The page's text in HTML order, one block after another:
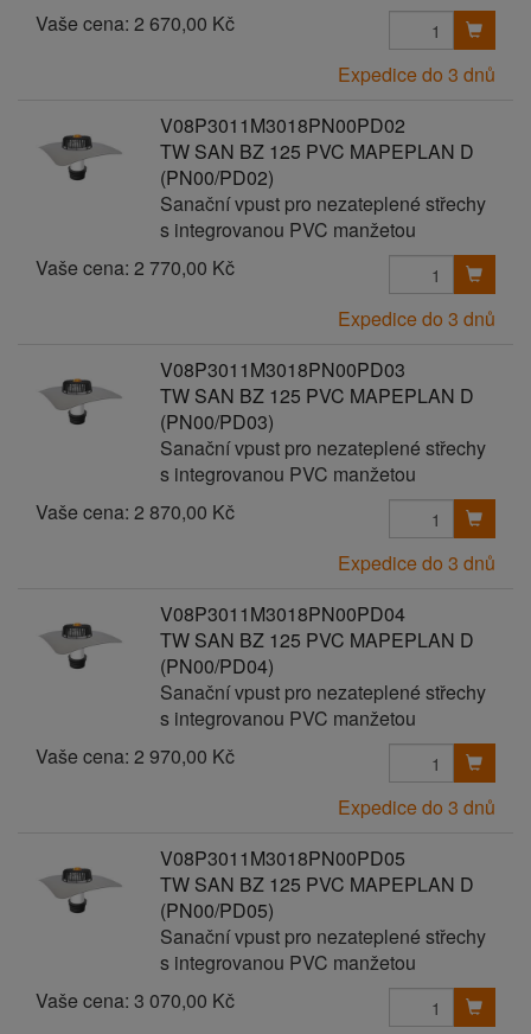
Vaše cena: 2 670,00 Kč
Expedice do 3 dnů
V08P3011M3018PN00PD02
TW SAN BZ 125 PVC MAPEPLAN D
(PN00/PD02)
Sanační vpust pro nezateplené střechy
s integrovanou PVC manžetou
Vaše cena: 2 770,00 Kč
Expedice do 3 dnů
V08P3011M3018PN00PD03
TW SAN BZ 125 PVC MAPEPLAN D
(PN00/PD03)
Sanační vpust pro nezateplené střechy
s integrovanou PVC manžetou
Vaše cena: 2 870,00 Kč
Expedice do 3 dnů
V08P3011M3018PN00PD04
TW SAN BZ 125 PVC MAPEPLAN D
(PN00/PD04)
Sanační vpust pro nezateplené střechy
s integrovanou PVC manžetou
Vaše cena: 2 970,00 Kč
Expedice do 3 dnů
V08P3011M3018PN00PD05
TW SAN BZ 125 PVC MAPEPLAN D
(PN00/PD05)
Sanační vpust pro nezateplené střechy
s integrovanou PVC manžetou
Vaše cena: 3 070,00 Kč